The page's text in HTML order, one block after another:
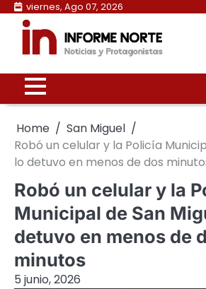
Skip
content
viernes, Ago 07, 2026
Home
San Miguel
Robó un celular y la Policía
lo detuvo en menos de dos
Robó un celular y la
Municipal de San
detuvo en menos de
minutos
5 junio, 2026